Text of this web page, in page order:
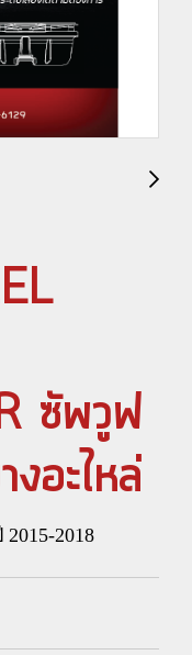
ซัพวูฟ
อะไหล่
2018